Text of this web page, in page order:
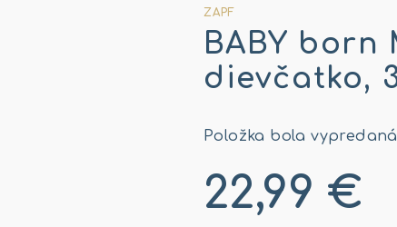
ZAPF
BABY born
dievčatko,
Položka bola
22,99 €